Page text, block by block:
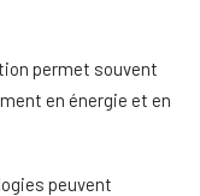
permet souvent
en énergie et en
peuvent